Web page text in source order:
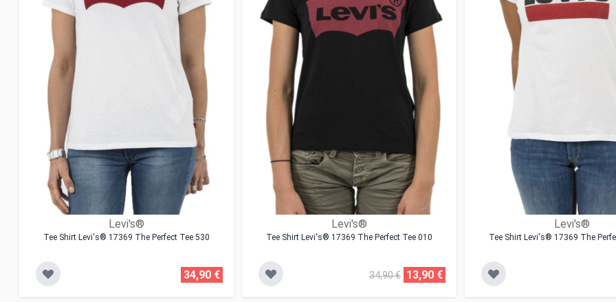
Levi's®
Tee Shirt Levi's® 17369 The Perfect Tee 530
34,90 €
Levi's®
Tee Shirt Levi's® 17369 The Perfect Tee 010
34,90 € 13,90 €
Levi's®
Tee Shirt Levi's® 17369 The